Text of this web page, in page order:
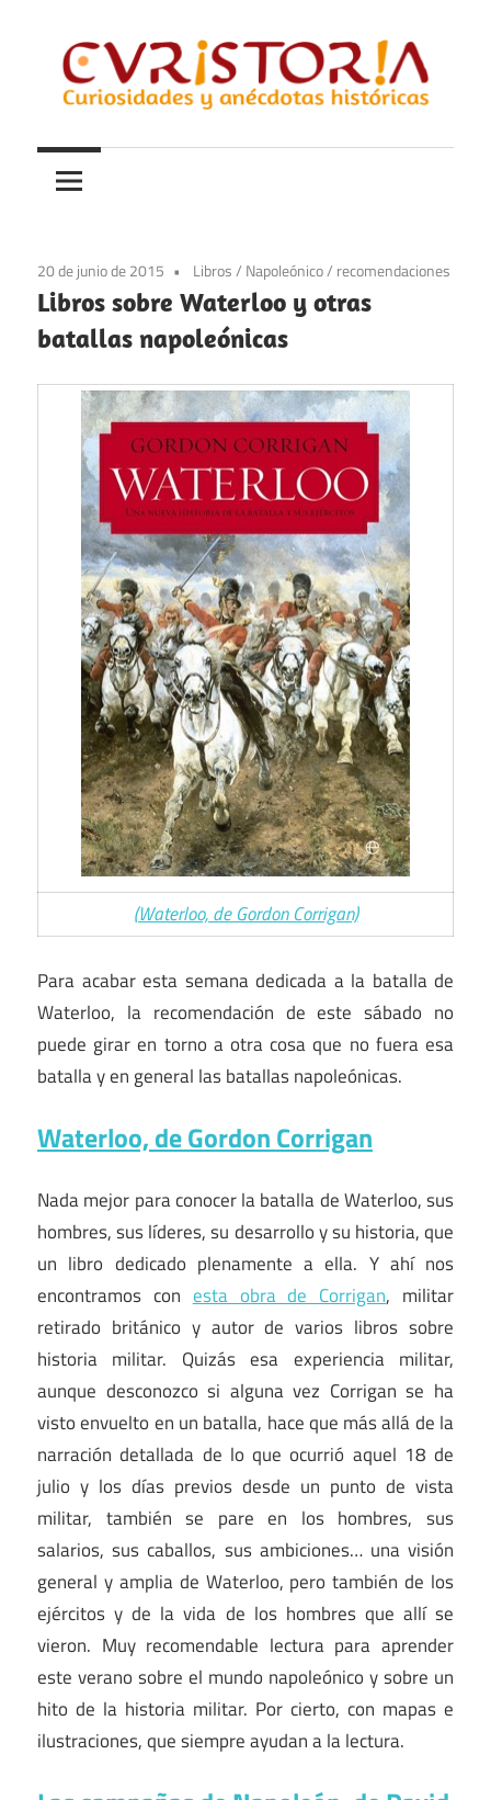
contenido
Curistoria
y
anécdotas
historia
20 de junio de 2015 Libros/ Napoleónico/ recomendaciones
Libros sobre Waterloo y otras
batallas napoleónicas
(Waterloo, de Gordon Corrigan)
Para acabar esta semana dedicada a la batalla de
Waterloo, la recomendación de este sábado no
puede girar en torno a otra cosa que no fuera esa
batalla y en general las batallas napoleónicas.
Waterloo, de Gordon Corrigan
Nada mejor para conocer la batalla de Waterloo, sus
hombres, sus líderes, su desarrollo y su historia, que
un libro dedicado plenamente a ella. Y ahí nos
encontramos con esta obra de Corrigan, militar
retirado británico y autor de varios libros sobre
historia militar. Quizás esa experiencia militar,
aunque desconozco si alguna vez Corrigan se ha
visto envuelto en un batalla, hace que más allá de la
narración detallada de lo que ocurrió aquel 18 de
julio y los días previos desde un punto de vista
militar, también se pare en los hombres, sus
salarios, sus caballos, sus ambiciones… una visión
general y amplia de Waterloo, pero también de los
ejércitos y de la vida de los hombres que allí se
vieron. Muy recomendable lectura para aprender
este verano sobre el mundo napoleónico y sobre un
hito de la historia militar. Por cierto, con mapas e
ilustraciones, que siempre ayudan a la lectura.